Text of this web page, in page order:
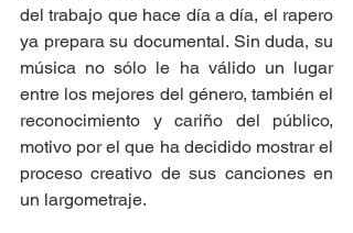
del trabajo que hace día a día, el rapero
ya prepara su documental. Sin duda, su
música no sólo le ha válido un lugar
entre los mejores del género, también el
reconocimiento y cariño del público,
motivo por el que ha decidido mostrar el
proceso creativo de sus canciones en
un largometraje.